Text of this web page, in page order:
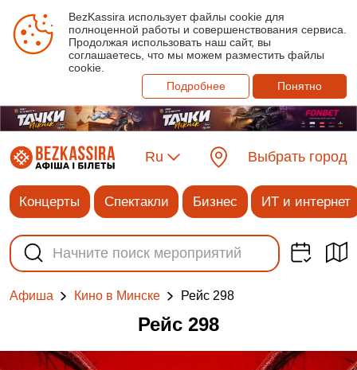
BezKassira использует файлы cookie для
полноценной работы и совершенствования сервиса.
Продолжая использовать наш сайт, вы
соглашаетесь, что мы можем разместить файлы
cookie.
Подробнее
Понятно
Ru Выбрать город
Концерты Спектакли Бизнес ИТ и интернет
Афиша Кино в Минске Рейс 298
Рейс 298